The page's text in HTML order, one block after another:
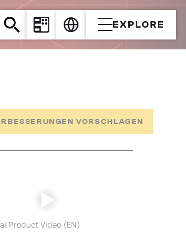
EXPLORE
VORSCHLAGEN
Product Video (EN)